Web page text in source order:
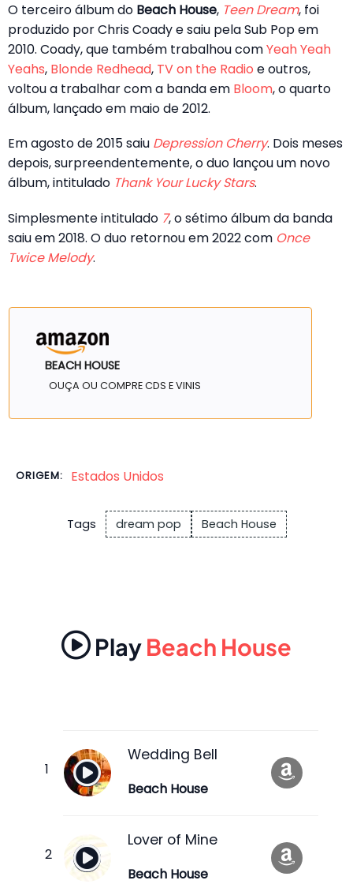
O terceiro álbum do Beach House, Teen Dream, foi
produzido por Chris Coady e saiu pela Sub Pop em
2010. Coady, que também trabalhou comYeah Yeah
Yeahs, Blonde Redhead, TV on the Radio e outros,
voltou a trabalhar com a banda em Bloom, o quarto
álbum, lançado em maio de 2012.
Em agosto de 2015 saiu Depression Cherry. Dois meses
depois, surpreendentemente, o duo lançou um novo
álbum, intitulado Thank Your Lucky Stars.
Simplesmente intitulado 7, o sétimo álbum da banda
saiu em 2018. O duo retornou em 2022 com Once
Twice Melody.
BEACH HOUSE
OUÇA OU COMPRE CDS E VINIS
ORIGEM: Estados Unidos
Tags dream pop Beach House
PlayBeach House
Wedding Bell
Beach House
Lover of Mine
Beach House